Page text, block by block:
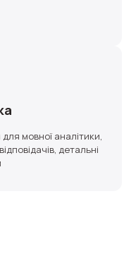
мовної аналітики,
детальні